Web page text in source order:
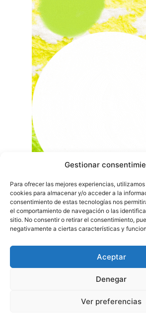
Gestionar
Para ofrecer las mejores experiencias,
cookies para almacenar y/o acceder a la
consentimiento de estas tecnologías nos
el comportamiento de navegación o las
sitio. No consentir o retirar el consentimiento,
negativamente a ciertas características y
Aceptar
Denegar
Ver preferencias